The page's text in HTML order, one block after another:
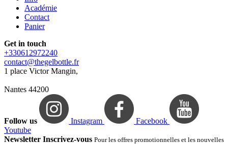
Académie
Contact
Panier
Get in touch
+330612972240
contact@thegelbottle.fr
1 place Victor Mangin,
Nantes 44200
Follow us Instagram
Facebook
Youtube
Newsletter Inscrivez-vous Pour les offres promotionnelles et les nouvelles